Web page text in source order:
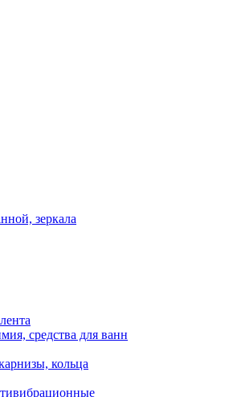
зеркала
средства для ванн
кольца